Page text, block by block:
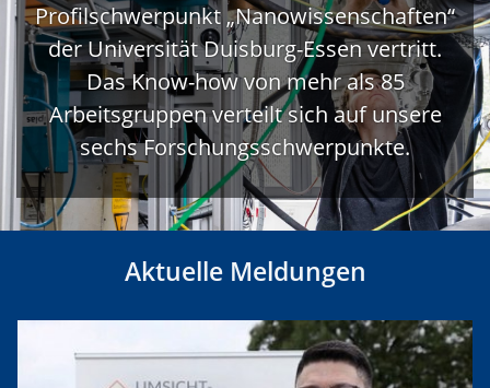
Profilschwerpunkt „Nanowissenschaften“
der Universität Duisburg-Essen vertritt.
Das Know-how von mehr als 85
Arbeitsgruppen verteilt sich auf unsere
sechs Forschungsschwerpunkte.
Aktuelle Meldungen